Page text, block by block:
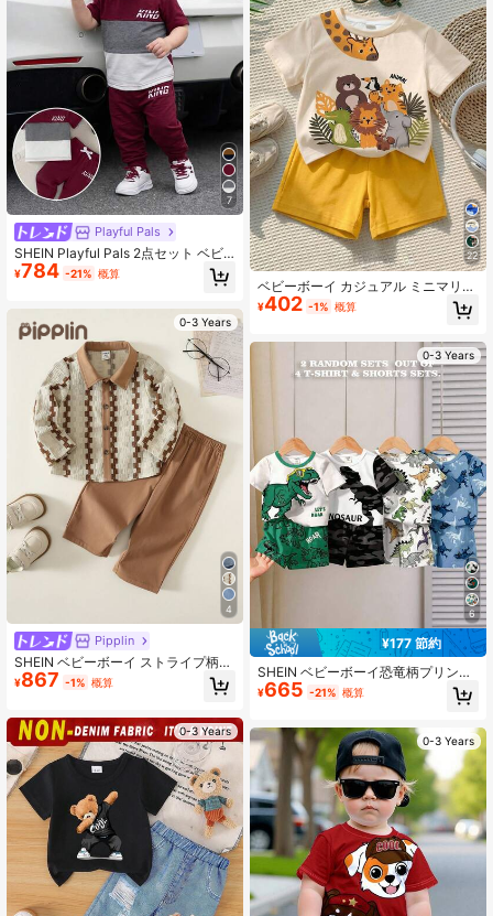
7
Playful Pals
SHEIN Playful Pals 2点セット ベビ
ー男の子 バーガンディ 秋 カジュア
ルアウトフィット カラーブロック レ
ゴムパンツ シティブレイクファッシ
ョン キッズ服
¥784 -21% 概算
0-3 Years
4
Pipplin
SHEIN ベビーボーイ ストライプ柄
長袖 シングルブレスト シャツ&パン
ツ カジュアルセット
¥867 -1% 概算
0-3 Years
22
ベビーボーイ カジュアル ミニマリス
ト カートゥーン動物プリント 半袖T
シャツ、春夏に適しています
¥402 -1% 概算
0-3 Years
6
¥177 節約
SHEIN ベビーボーイ恐竜柄プリント
半袖Tシャツ&カジュアルショーツセ
ット、4セットからランダムに2セッ
¥665 -21% 概算
0-3 Years